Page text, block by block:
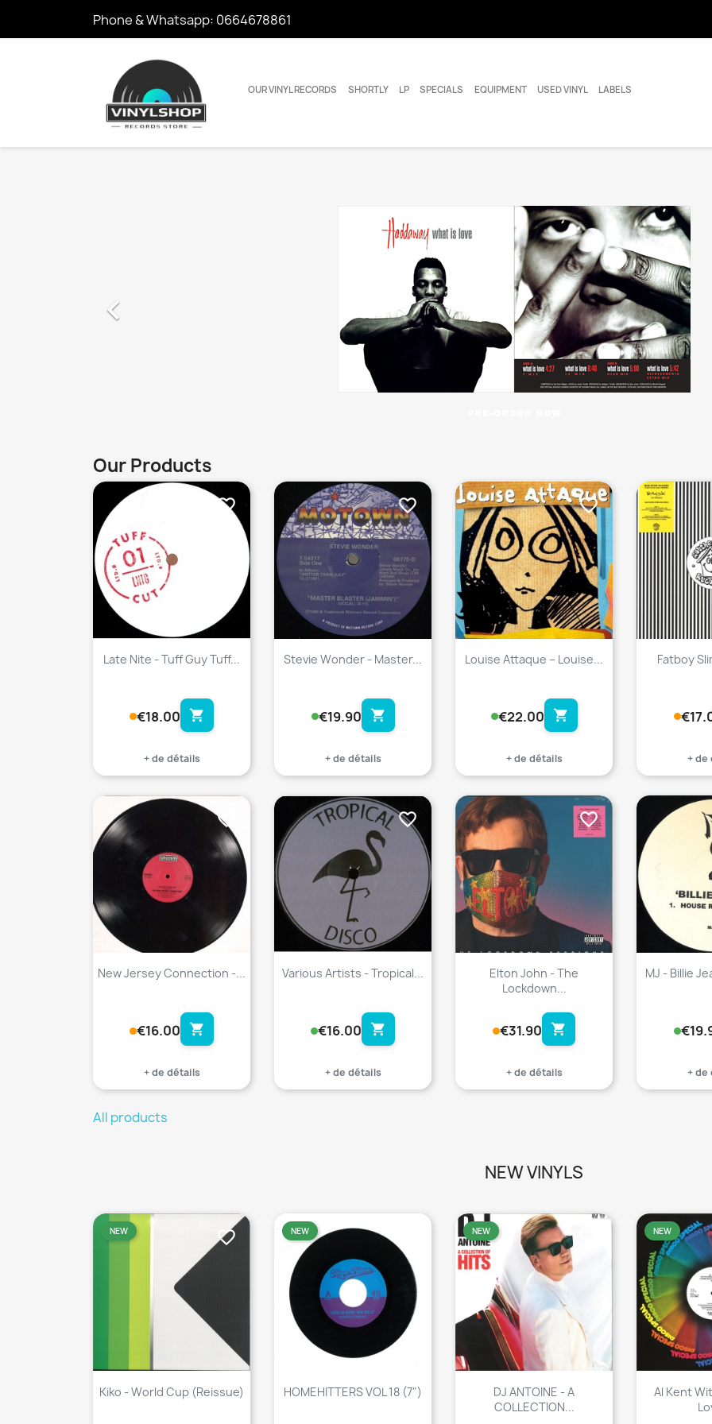
Phone & Whatsapp: 0664678861
OUR VINYL RECORDS SHORTLY LP SPECIALS EQUIPMENT USED VINYL LABELS

Our Products
Late Nite - Tuff Guy Tuff...
€18.00 shopping_cart
+ de détails
favorite_border
Stevie Wonder - Master...
€19.90 shopping_cart
+ de détails
favorite_border
Louise Attaque ‎– Louise...
€22.00 shopping_cart
+ de détails
favorite_border
Fatboy
+ de
New Jersey Connection -...
€16.00 shopping_cart
+ de détails
favorite_border
Various Artists - Tropical...
€16.00 shopping_cart
+ de détails
favorite_border
Elton John - The
Lockdown...
€31.90 shopping_cart
+ de détails
favorite_border
MJ - Billie
+ de
All products
NEW VINYLS
Kiko - World Cup (Reissue)
NEW favorite_border
HOMEHITTERS VOL 18 (7")
NEW
DJ ANTOINE - A
COLLECTION...
NEW
Al Kent
NEW